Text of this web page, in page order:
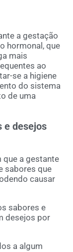
a gestação
hormonal, que
mais
ao
se a higiene
do sistema
de uma
e desejos
que a gestante
sabores que
causar
sabores e
desejos por
a algum